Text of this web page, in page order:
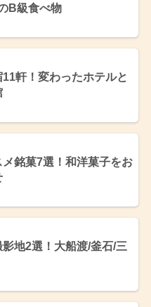
B級食べ物
軒！変わったホテルと
銘菓7選！和洋菓子をお
地2選！大船渡/釜石/三